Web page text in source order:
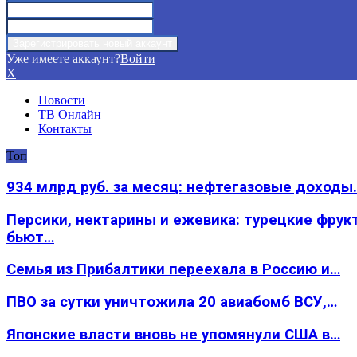
Уже имеете аккаунт?Войти
X
Новости
ТВ Онлайн
Контакты
Топ
934 млрд руб. за месяц: нефтегазовые
Персики, нектарины и ежевика: турецкие
бьют…
Семья из Прибалтики переехала в Россию и…
ПВО за сутки уничтожила 20 авиабомб ВСУ,…
Японские власти вновь не упомянули США в…